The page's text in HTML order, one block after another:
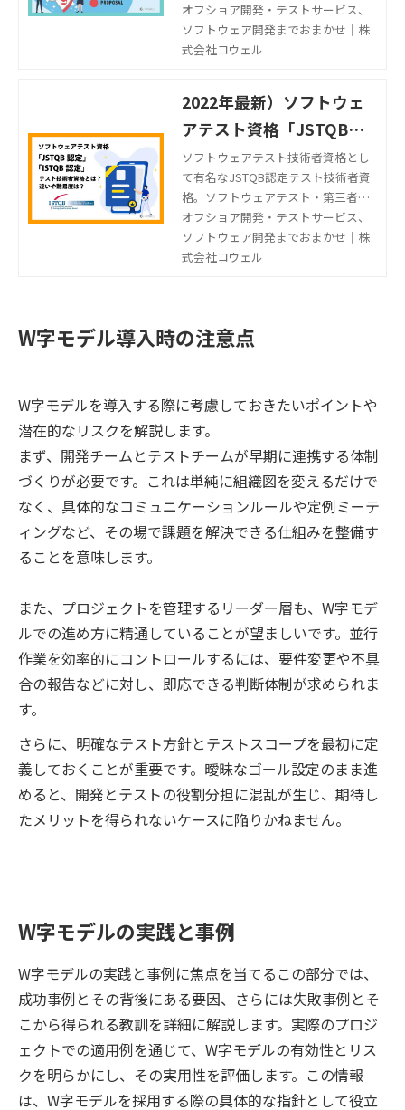
に役立ちます。本記事では、RFPの
書き方や記載項目を解説します。
オフショア開発・テストサービス、
ソフトウェア開発までおまかせ｜株
式会社コウェル
2022年最新）ソフトウェ
アテスト資格「JSTQB認
定」「ISTQB認定」テスト
技術者資格とは？違いや難
易度は？
ソフトウェアテスト技術者資格とし
て有名なJSTQB認定テスト技術者資
格。ソフトウェアテスト・第三者検
証で注目されるJSTQB認定テスト技
術者資格とは、どのような資格試験
なのでしょうか？STQB認定テスト技
ました。
オフショア開発・テストサービス、
ソフトウェア開発までおまかせ｜株
式会社コウェル
W字モデル導入時の注意点
W字モデルを導入する際に考慮しておきたいポイントや
潜在的なリスクを解説します。
まず、開発チームとテストチームが早期に連携する体制
づくりが必要です。これは単純に組織図を変えるだけで
なく、具体的なコミュニケーションルールや定例ミーテ
ィングなど、その場で課題を解決できる仕組みを整備す
ることを意味します。
また、プロジェクトを管理するリーダー層も、W字モデ
ルでの進め方に精通していることが望ましいです。並行
作業を効率的にコントロールするには、要件変更や不具
合の報告などに対し、即応できる判断体制が求められま
す。
さらに、明確なテスト方針とテストスコープを最初に定
義しておくことが重要です。曖昧なゴール設定のまま進
めると、開発とテストの役割分担に混乱が生じ、期待し
たメリットを得られないケースに陥りかねません。
W字モデルの実践と事例
W字モデルの実践と事例に焦点を当てるこの部分では、
成功事例とその背後にある要因、さらには失敗事例とそ
こから得られる教訓を詳細に解説します。実際のプロジ
ェクトでの適用例を通じて、W字モデルの有効性とリス
クを明らかにし、その実用性を評価します。この情報
は、W字モデルを採用する際の具体的な指針として役立